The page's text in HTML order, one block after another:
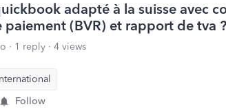
adapté à la suisse avec
paiement (BVR) et rapport de tva ?
1 reply
4 views
Follow